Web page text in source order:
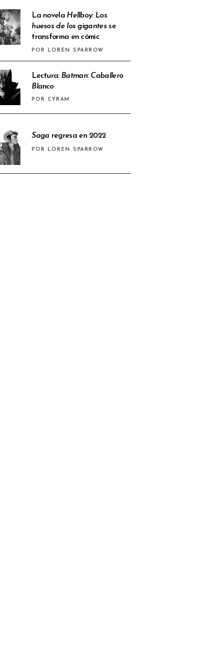
La novela Hellboy: Los
huesos de los gigantesse
transforma en cómic
POR LOREN SPARROW
Lectura: Batman: Caballero
Blanco
POR CYRAM
Saga regresa en 2022
POR LOREN SPARROW